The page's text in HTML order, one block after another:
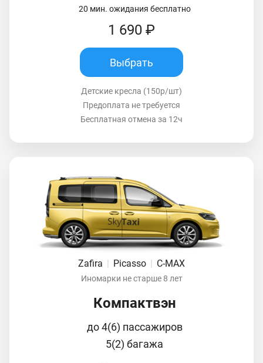
20 мин. ожидания бесплатно
1 690 ₽
Выбрать
Детские кресла (150р/шт)
Предоплата не требуется
Бесплатная отмена за 12ч
Zafira | Picasso | C-MAX
Иномарки не старше 8 лет
Компактвэн
до 4(6) пассажиров
5(2) багажа